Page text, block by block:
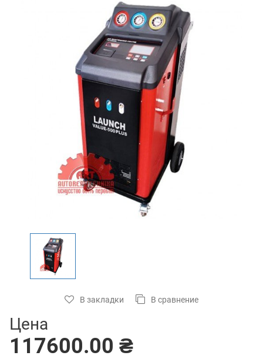
В закладки В сравнение
Цена
117600.00 ₴